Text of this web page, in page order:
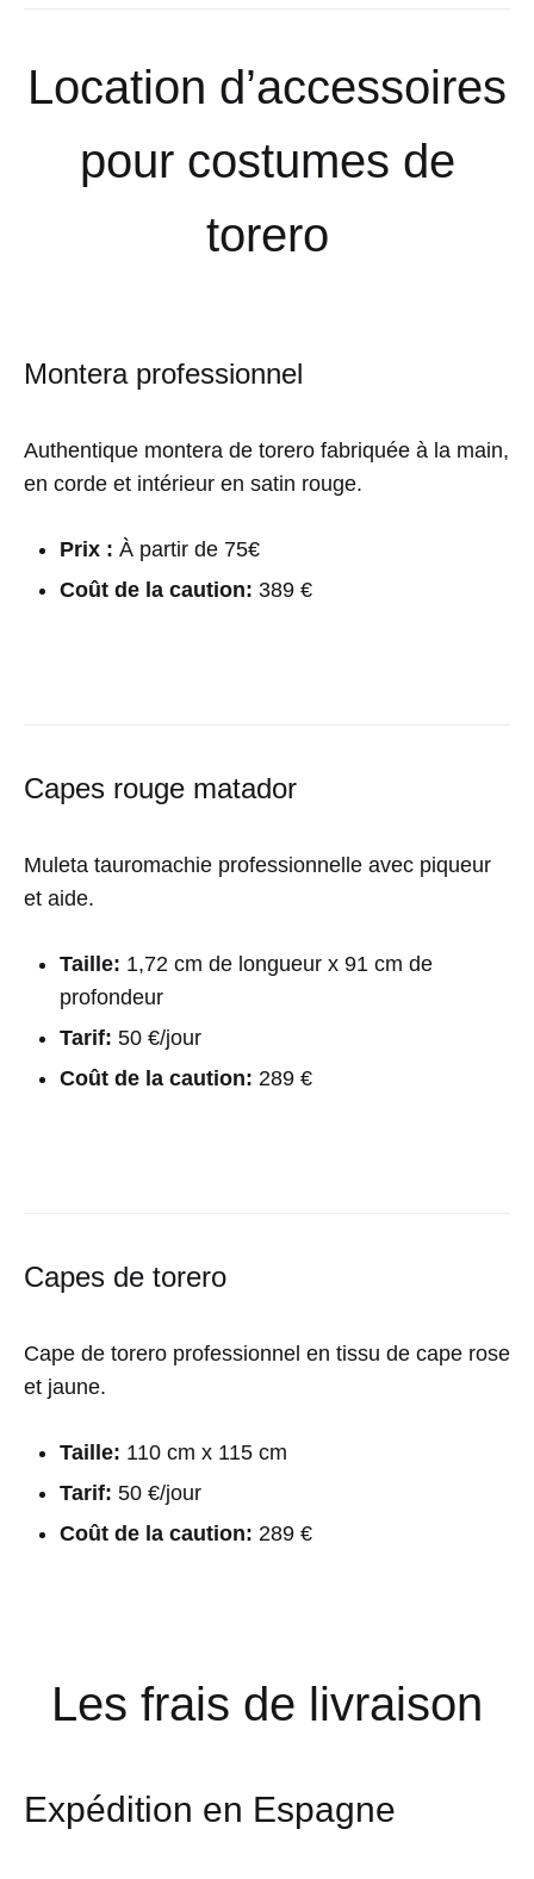
Location d’accessoires
pour costumes de
torero
Montera professionnel
Authentique montera de torero fabriquée à la main,
en corde et intérieur en satin rouge.
Prix ​: À partir de 75€
Coût de la caution: 389 €
Capes rouge matador
Muleta tauromachie professionnelle avec piqueur
et aide.
Taille: 1,72 cm de longueur x 91 cm de
profondeur
Tarif: 50 €/jour
Coût de la caution: 289 €
Capes de torero
Cape de torero professionnel en tissu de cape rose
et jaune.
Taille: 110 cm x 115 cm
Tarif: 50 €/jour
Coût de la caution: 289 €
Les frais de livraison
Expédition en Espagne